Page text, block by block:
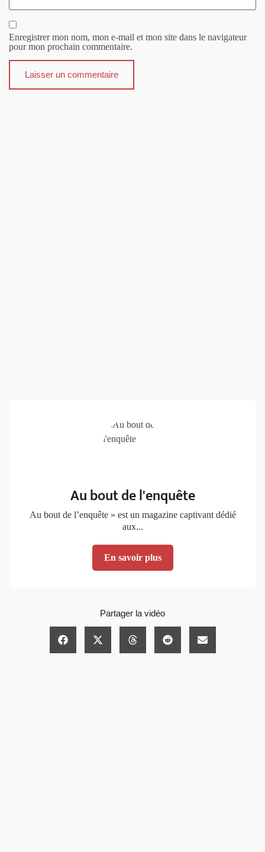
Enregistrer mon nom, mon e-mail et mon site dans le navigateur
pour mon prochain commentaire.
Au bout de l'enquête
Au bout de l’enquête » est un magazine captivant dédié
aux...
En savoir plus
Partager la vidéo